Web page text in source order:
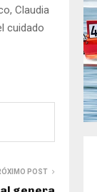
Claudia
cuidado
POST